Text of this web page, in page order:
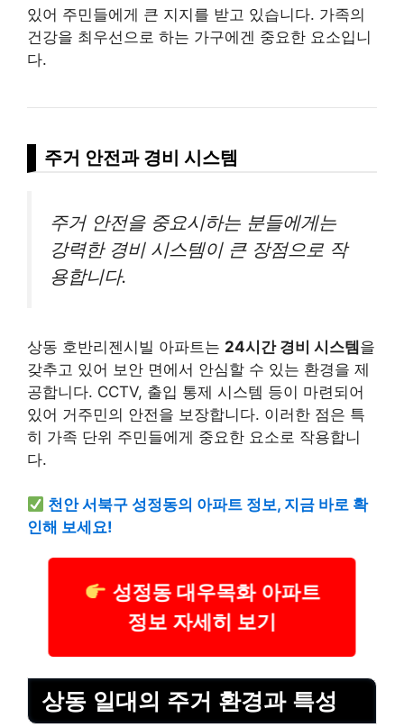
있어 주민들에게 큰 지지를 받고 있습니다. 가족의
건강을 최우선으로 하는 가구에겐 중요한 요소입니
다.
주거 안전과 경비 시스템
주거 안전을 중요시하는 분들에게는
강력한 경비 시스템이 큰 장점으로 작
용합니다.
상동 호반리젠시빌 아파트는 24시간 경비 시스템을
갖추고 있어 보안 면에서 안심할 수 있는 환경을 제
공합니다. CCTV, 출입 통제 시스템 등이 마련되어
있어 거주민의 안전을 보장합니다. 이러한 점은 특
히 가족 단위 주민들에게 중요한 요소로 작용합니
다.
천안 서북구 성정동의 아파트 정보, 지금 바로 확
인해 보세요!
성정동 대우목화 아파트
정보 자세히 보기
상동 일대의 주거 환경과 특성